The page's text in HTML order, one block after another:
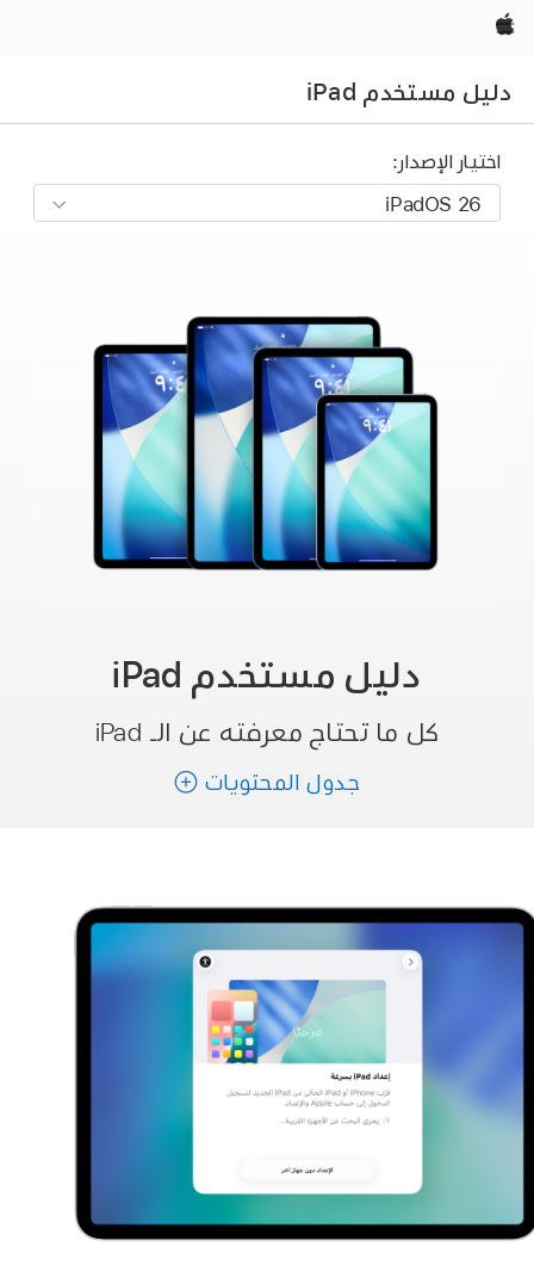
Apple‏
دليل مستخدم iPad
اختيار الإصدار:
دليل مستخدم iPad
كل ما تحتاج معرفته عن الـ iPad
جدول المحتويات